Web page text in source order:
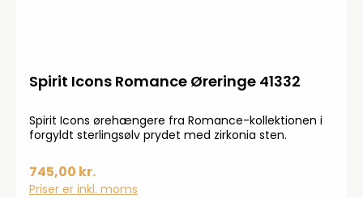
Spirit Icons Romance Øreringe 41332
Spirit Icons ørehængere fra Romance-kollektionen i
forgyldt sterlingsølv prydet med zirkonia sten.
745,00 kr.
Priser er inkl. moms